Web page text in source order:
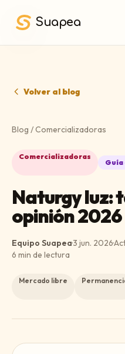
Suapea
Volver al blog
Blog /Comercializadoras
Comercializadoras
Guía
Naturgy luz:
opinión 2026
Equipo Suapea·3 jun. 2026·
6 min de lectura
Mercado libre